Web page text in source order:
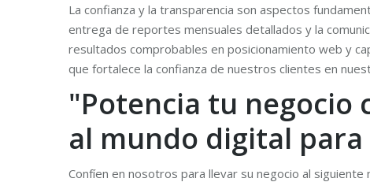
La confianza y la transparencia son aspectos
entrega de reportes mensuales detallados y la
resultados comprobables en posicionamiento web y
que fortalece la confianza de nuestros clientes en
"Potencia tu negocio
al mundo digital
Confíen en nosotros para llevar su negocio al